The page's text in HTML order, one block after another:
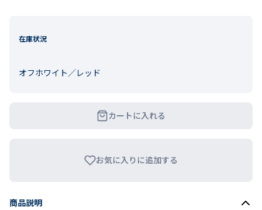
在庫状況
オフホワイト／レッド
カートに入れる
お気に入りに追加する
商品説明